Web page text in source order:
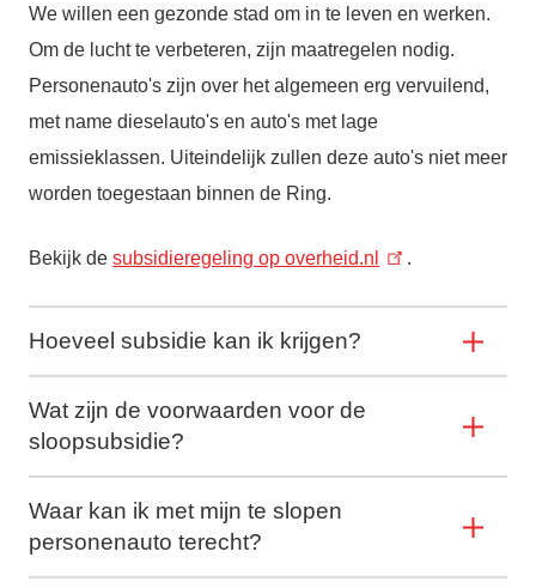
We willen een gezonde stad om in te leven en werken.
Om de lucht te verbeteren, zijn maatregelen nodig.
Personenauto's zijn over het algemeen erg vervuilend,
met name dieselauto's en auto's met lage
emissieklassen. Uiteindelijk zullen deze auto's niet meer
worden toegestaan binnen de Ring.
Bekijk de subsidieregeling op overheid.nl .
Hoeveel subsidie kan ik krijgen?
Wat zijn de voorwaarden voor de
sloopsubsidie?
Waar kan ik met mijn te slopen
personenauto terecht?